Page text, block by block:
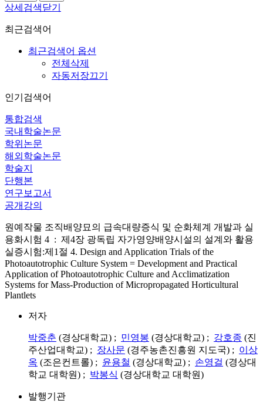
상세검색닫기
최근검색어
최근검색어 옵션
전체삭제
자동저장끄기
인기검색어
통합검색
국내학술논문
학위논문
해외학술논문
학술지
단행본
연구보고서
공개강의
원예작물 조직배양묘의 급속대량증식 및 순화체계 개발과 실
용화시험 4 : 제4장 광독립 자가영양배양시설의 설계와 활용
실증시험:제1절 4. Design and Application Trials of the
Photoautotrophic Culture System = Development and Practical
Application of Photoautotrophic Culture and Acclimatization
Systems for Mass-Production of Micropropagated Horticultural
Plantlets
저자
박중춘 (경상대학교) ; 민영봉 (경상대학교) ; 강호종 (진
주산업대학교) ; 장사문 (경주농촌진흥원 지도국) ; 이상
옥 (조은컨트롤) ; 윤용철 (경상대학교) ; 손영걸 (경상대
학교 대학원) ; 박봉식 (경상대학교 대학원)
발행기관